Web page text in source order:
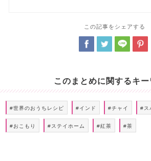
この記事をシェアする
このまとめに関するキー
#世界のおうちレシピ #インド #チャイ #ス
#おこもり #ステイホーム #紅茶 #茶